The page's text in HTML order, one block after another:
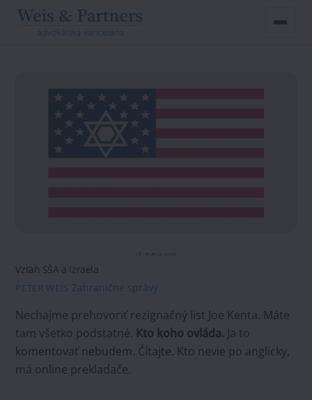
Vzťah SŠA a Izraela
PETER WEIS Zahraničné správy
Nechajme prehovoriť rezignačný list Joe Kenta. Máte
tam všetko podstatné. Kto koho ovláda. Ja to
komentovať nebudem. Čítajte. Kto nevie po anglicky,
má online prekladače.